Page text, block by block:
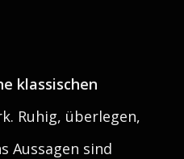
klassischen
Ruhig, überlegen,
Aussagen sind